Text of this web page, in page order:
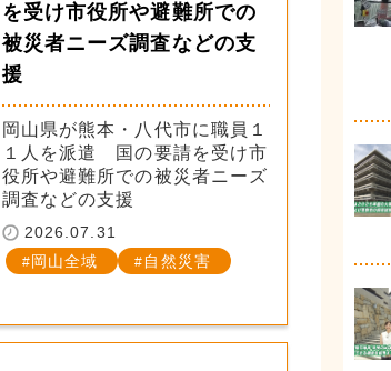
を受け市役所や避難所での
被災者ニーズ調査などの支
援
岡山県が熊本・八代市に職員１
１人を派遣 国の要請を受け市
役所や避難所での被災者ニーズ
調査などの支援
2026.07.31
岡山全域
自然災害